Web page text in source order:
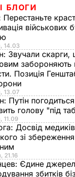
БЛОГИ
Перестаньте
військових
14.03
Звучали скарги,
забороняють
Позиція
13.07
Путін
голову "під
11.09
Досвід
зі
21.16
Єдине
збитків